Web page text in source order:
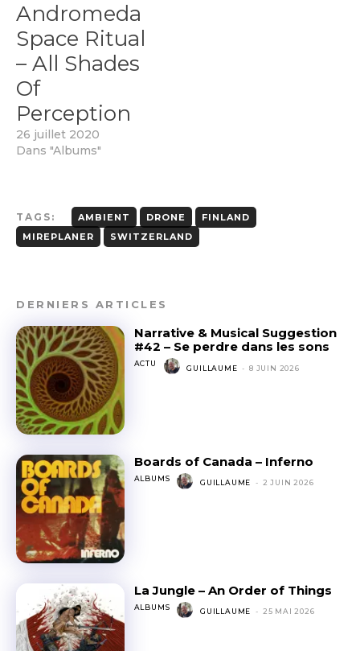
Andromeda
Space Ritual
– All Shades
Of
Perception
26 juillet 2020
Dans "Albums"
TAGS: AMBIENT DRONE
FINLAND
MIREPLANER
SWITZERLAND
DERNIERS ARTICLES
Narrative & Musical Suggestion
#42 – Se perdre dans les sons
ACTU GUILLAUME - 8 JUIN 2026
Boards of Canada – Inferno
ALBUMS GUILLAUME - 2 JUIN 2026
La Jungle – An Order of Things
ALBUMS GUILLAUME - 25 MAI 2026